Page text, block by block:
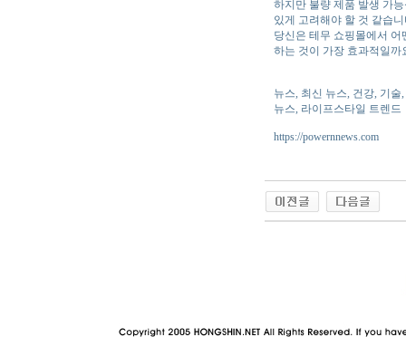
하지만 불량 제품 발생 가
있게 고려해야 할 것 같습
당신은 테무 쇼핑몰에서
하는 것이 가장 효과적일까
뉴스, 최신 뉴스, 건강, 기
뉴스, 라이프스타일 트렌드
https://powernnews.com